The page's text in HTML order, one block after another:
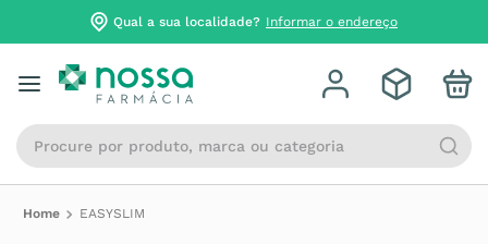
Qual a sua localidade? Informar o endereço
Procure por produto, marca ou categoria
EASYSLIM